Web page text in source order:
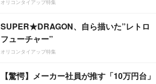
オリコンタイアップ特集
SUPER★DRAGON、自ら描いた”レトロ
フューチャー”
オリコンタイアップ特集
【驚愕】メーカー社員が推す「10万円台」